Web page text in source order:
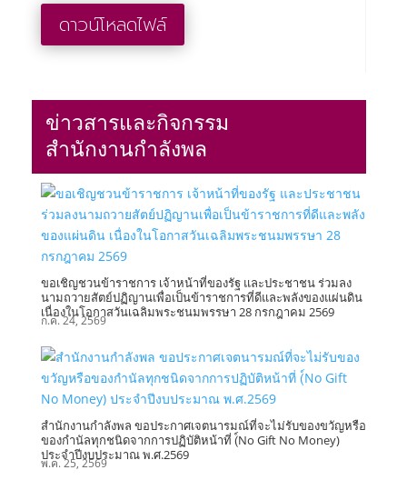
ดาวน์โหลดไฟล์
ข่าวสารและกิจกรรม
สำนักงานกำลังพล
ขอเชิญชวนข้าราชการ เจ้าหน้าที่ของรัฐ และประชาชน ร่วมลง
นามถวายสัตย์ปฏิญานเพื่อเป็นข้าราชการที่ดีและพลังของแผ่นดิน
เนื่องในโอกาสวันเฉลิมพระชนมพรรษา 28 กรกฎาคม 2569
ก.ค. 24, 2569
สำนักงานกำลังพล ขอประกาศเจตนารมณ์ที่จะไม่รับของขวัญหรือ
ของกำนัลทุกชนิดจากการปฏิบัติหน้าที่ (์No Gift No Money)
ประจำปีงบประมาณ พ.ศ.2569
พ.ค. 25, 2569